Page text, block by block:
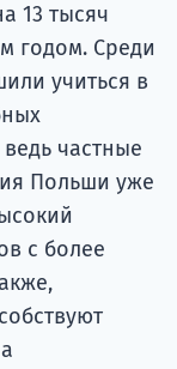
13 тысяч
годом. Среди
учиться в
частные
Польши уже
с более